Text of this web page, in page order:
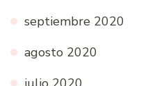
septiembre 2020
agosto 2020